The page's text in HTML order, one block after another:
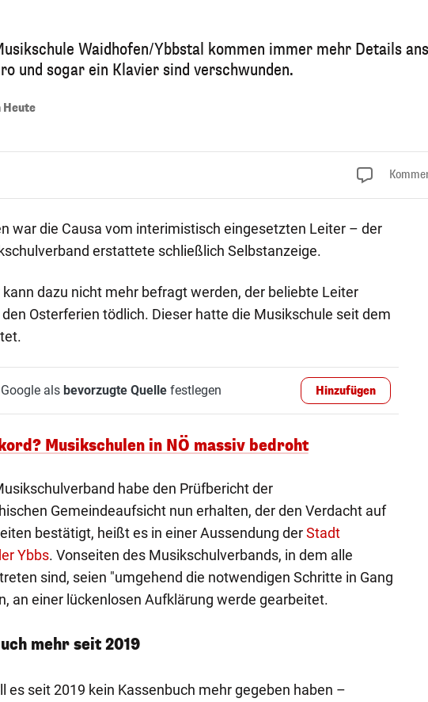
Waidhofen/Ybbstal kommen immer mehr Details ans
und sogar ein Klavier sind verschwunden.
war die Causa vom interimistisch eingesetzten Leiter – der
erstattete schließlich Selbstanzeige.
kann dazu nicht mehr befragt werden, der beliebte Leiter
Osterferien tödlich. Dieser hatte die Musikschule seit dem
als bevorzugte Quellefestlegen Hinzufügen
Musikschulen in NÖ massiv bedroht
habe den Prüfbericht der
Gemeindeaufsicht nun erhalten, der den Verdacht auf
bestätigt, heißt es in einer Aussendung derStadt
Ybbs. Vonseiten des Musikschulverbands, in dem alle
sind, seien "umgehend die notwendigen Schritte in Gang
an einer lückenlosen Aufklärung werde gearbeitet.
mehr seit 2019
es seit 2019 kein Kassenbuch mehr gegeben haben –